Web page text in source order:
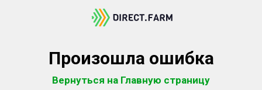
Произошла ошибка
Вернуться на Главную страницу